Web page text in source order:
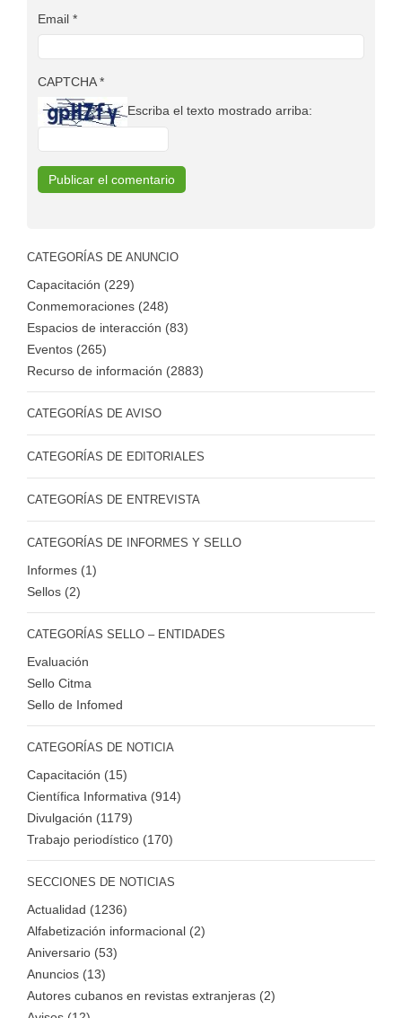
Email *
CAPTCHA*
Escriba el texto mostrado arriba:
CATEGORÍAS DE ANUNCIO
Capacitación (229)
Conmemoraciones (248)
Espacios de interacción (83)
Eventos (265)
Recurso de información (2883)
CATEGORÍAS DE AVISO
CATEGORÍAS DE EDITORIALES
CATEGORÍAS DE ENTREVISTA
CATEGORÍAS DE INFORMES Y SELLO
Informes (1)
Sellos (2)
CATEGORÍAS SELLO – ENTIDADES
Evaluación
Sello Citma
Sello de Infomed
CATEGORÍAS DE NOTICIA
Capacitación (15)
Científica Informativa (914)
Divulgación (1179)
Trabajo periodístico (170)
SECCIONES DE NOTICIAS
Actualidad (1236)
Alfabetización informacional (2)
Aniversario (53)
Anuncios (13)
Autores cubanos en revistas extranjeras (2)